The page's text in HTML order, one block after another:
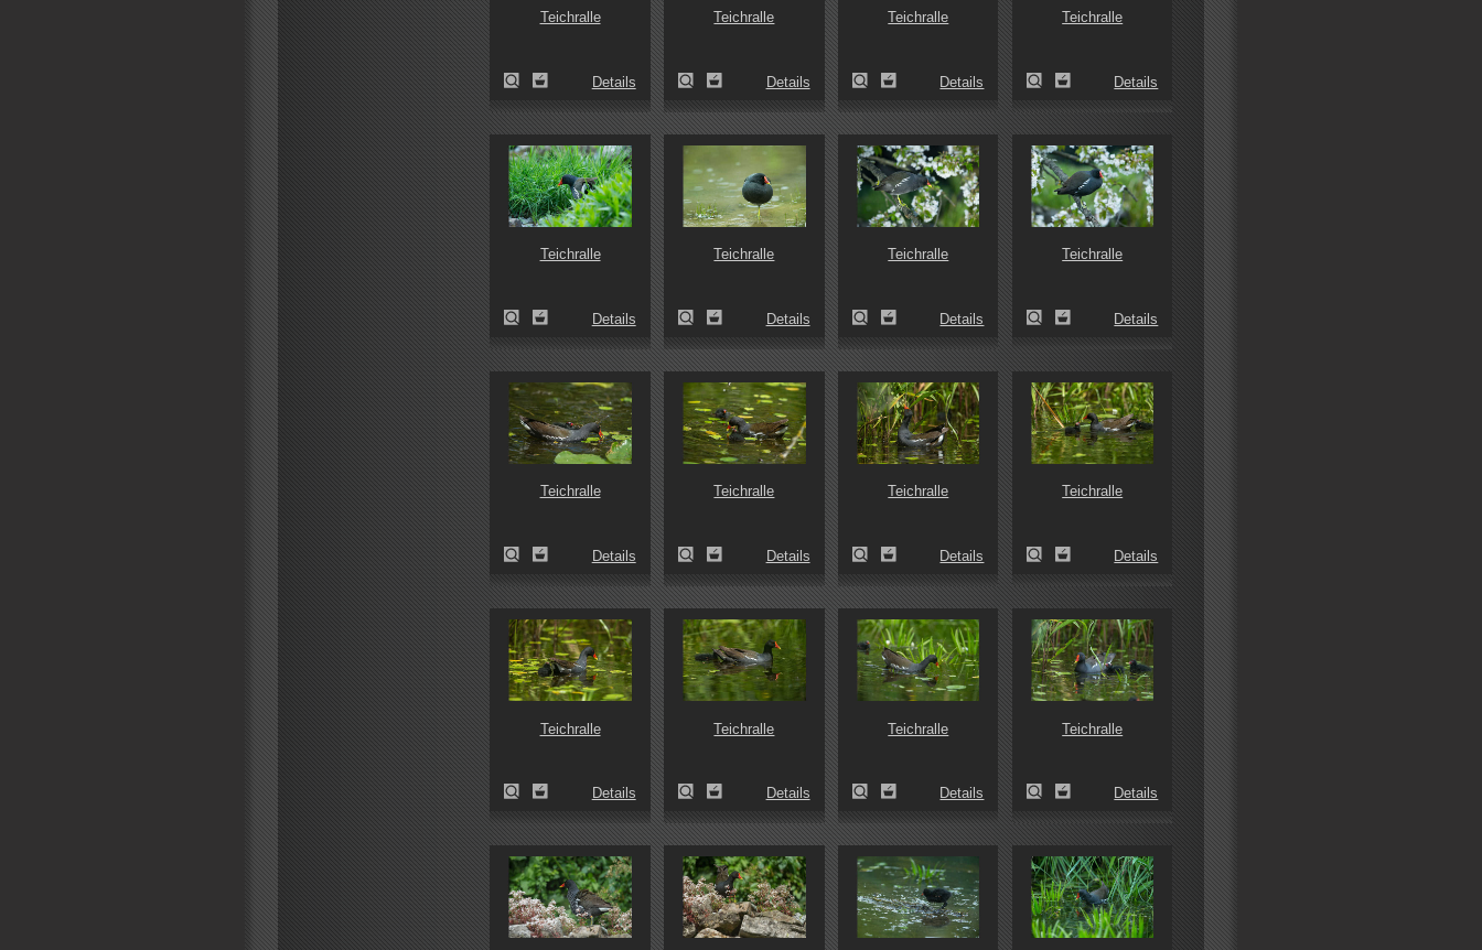
Teichralle
Details
Teichralle
Details
Teichralle
Details
Teichralle
Details
Teichralle
Details
Teichralle
Details
Teichralle
Details
Teichralle
Details
Teichralle
Details
Teichralle
Details
Teichralle
Details
Teichralle
Details
Teichralle
Details
Teichralle
Details
Teichralle
Details
Teichralle
Details